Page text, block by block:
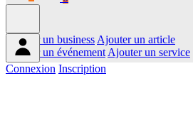
Ajouter un business Ajouter un article
Ajouter un événement Ajouter un service
Connexion Inscription